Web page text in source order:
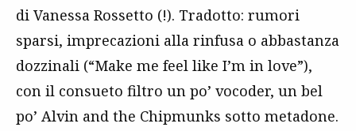
di Vanessa Rossetto (!). Tradotto: rumori
sparsi, imprecazioni alla rinfusa o abbastanza
dozzinali (“Make me feel like I’m in love”),
con il consueto filtro un po’ vocoder, un bel
po’ Alvin and the Chipmunks sotto metadone.